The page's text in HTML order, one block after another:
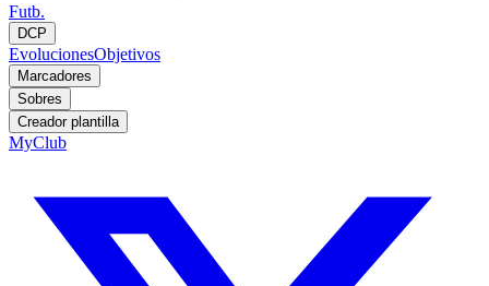
Futb.
DCP
EvolucionesObjetivos
Marcadores
Sobres
Creador plantilla
MyClub